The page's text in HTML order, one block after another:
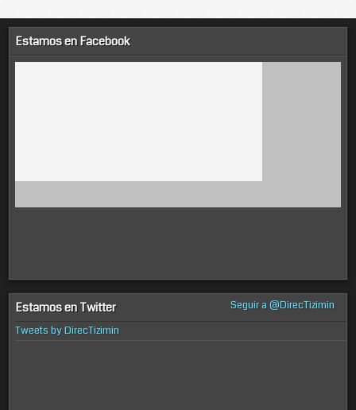
Estamos en Facebook
Estamos en Twitter
Seguir a @DirecTizimin
Tweets by DirecTizimin